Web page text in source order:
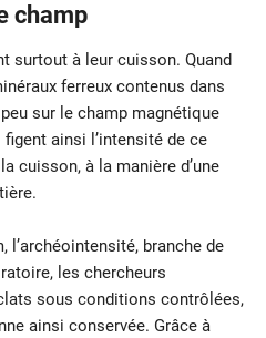
champ
surtout à leur cuisson. Quand
ferreux contenus dans
sur le champ magnétique
ainsi l’intensité de ce
cuisson, à la manière d’une
branche de
les chercheurs
sous conditions contrôlées,
ainsi conservée. Grâce à